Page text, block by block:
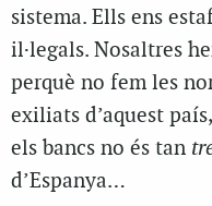
sistema. Ells ens
il·legals. Nosaltres
perquè no fem les
exiliats d’aquest
els bancs no és tan
d’Espanya…